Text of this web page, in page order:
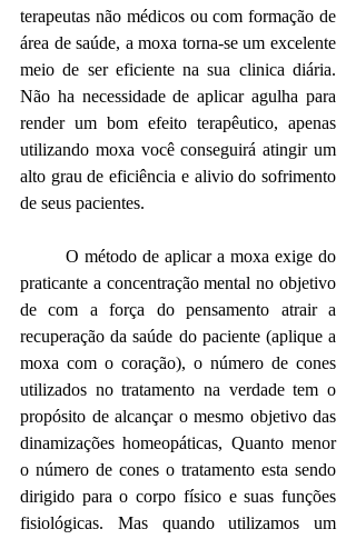
terapeutas não médicos ou com formação de
área de saúde, a moxa torna-se um excelente
meio de ser eficiente na sua clinica diária.
Não ha necessidade de aplicar agulha para
render um bom efeito terapêutico, apenas
utilizando moxa você conseguirá atingir um
alto grau de eficiência e alivio do sofrimento
de seus pacientes.
O método de aplicar a moxa exige do
praticante a concentração mental no objetivo
de com a força do pensamento atrair a
recuperação da saúde do paciente (aplique a
moxa com o coração), o número de cones
utilizados no tratamento na verdade tem o
propósito de alcançar o mesmo objetivo das
dinamizações homeopáticas, Quanto menor
o número de cones o tratamento esta sendo
dirigido para o corpo físico e suas funções
fisiológicas. Mas quando utilizamos um